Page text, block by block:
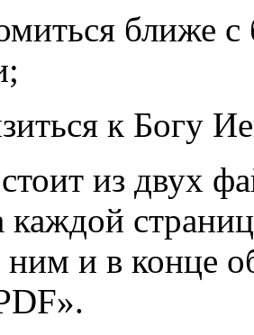
ближе
к Богу
из двух
ним и в конце